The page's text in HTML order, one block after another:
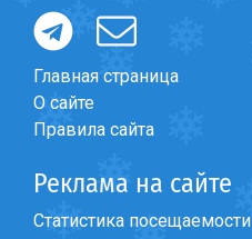
Главная страница
О сайте
Правила сайта
Реклама на сайте
Статистика посещаемости